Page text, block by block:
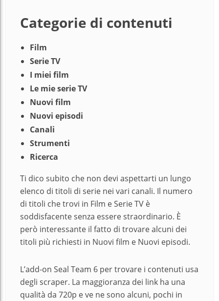
Categorie di contenuti
Film
Serie TV
I miei film
Le mie serie TV
Nuovi film
Nuovi episodi
Canali
Strumenti
Ricerca
Ti dico subito che non devi aspettarti un lungo
elenco di titoli di serie nei vari canali. Il numero
di titoli che trovi in Film e Serie TV è
soddisfacente senza essere straordinario. È
però interessante il fatto di trovare alcuni dei
titoli più richiesti in Nuovi film e Nuovi episodi.
L’add-on Seal Team 6 per trovare i contenuti usa
degli scraper. La maggioranza dei link ha una
qualità da 720p e ve ne sono alcuni, pochi in